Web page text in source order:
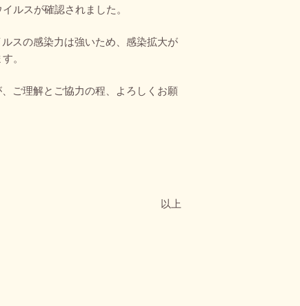
ルスが確認されました。
スの感染力は強いため、感染拡大が
。
ご理解とご協力の程、よろしくお願
以上